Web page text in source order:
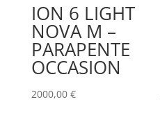
ION 6 LIGHT
NOVA M –
PARAPENTE
OCCASION
2000,00 €